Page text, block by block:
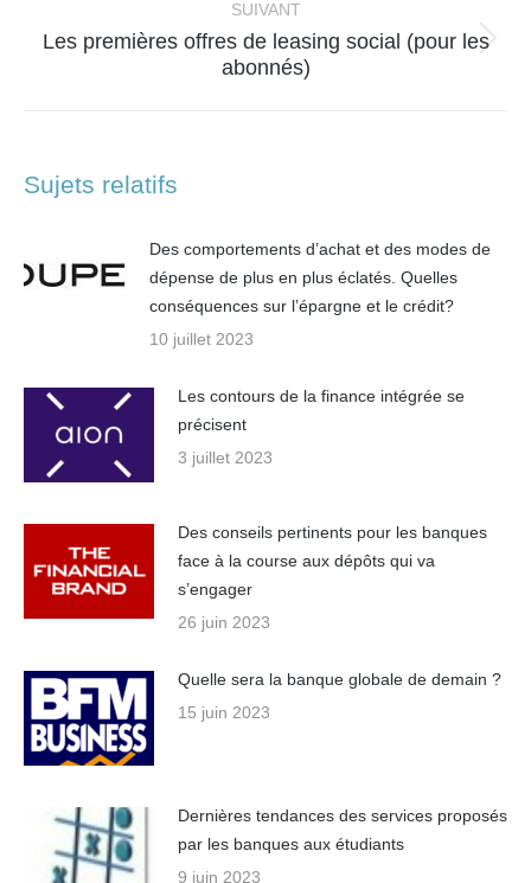
SUIVANT
Article
suivant
Les premières offres de leasing social (pour les
abonnés)
Sujets relatifs
Des comportements d’achat et des modes de
dépense de plus en plus éclatés. Quelles
conséquences sur l’épargne et le crédit?
10 juillet 2023
Les contours de la finance intégrée se
précisent
3 juillet 2023
Des conseils pertinents pour les banques
face à la course aux dépôts qui va
s’engager
26 juin 2023
Quelle sera la banque globale de demain ?
15 juin 2023
Dernières tendances des services proposés
par les banques aux étudiants
9 juin 2023